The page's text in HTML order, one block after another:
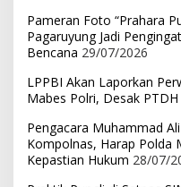
Pameran Foto “Prahara
Pagaruyung Jadi
Bencana 29/07/2026
LPPBI Akan Laporkan
Mabes Polri, Desak PTDH
Pengacara Muhammad
Kompolnas, Harap Polda
Kepastian Hukum 28/07/